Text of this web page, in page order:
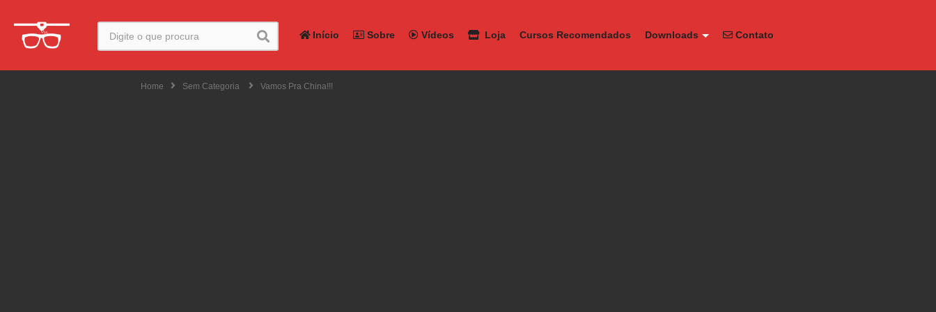
Início Sobre Vídeos Loja Cursos Recomendados Downloads Contato
Home Sem Categoria Vamos Pra China!!!